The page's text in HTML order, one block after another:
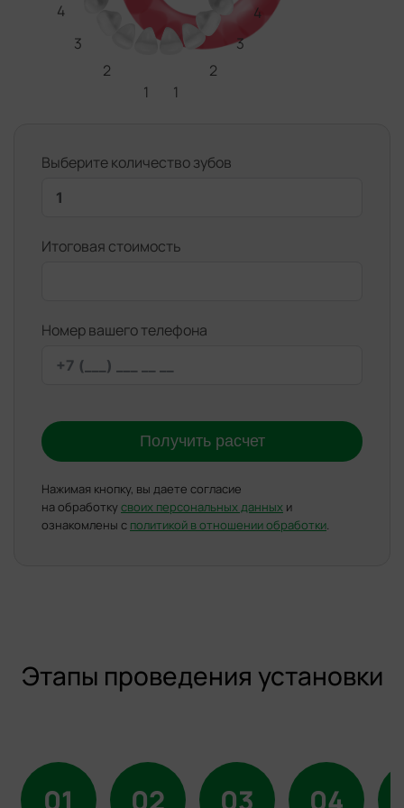
4
3
2
1
1
2
3
4
Выберите количество зубов
Итоговая стоимость
Номер вашего телефона
Получить расчет
Нажимая кнопку, вы даете согласие
на обработкусвоих персональных данных и
ознакомлены с политикой в отношении обработки.
Этапы проведения установки
01 02 03 04